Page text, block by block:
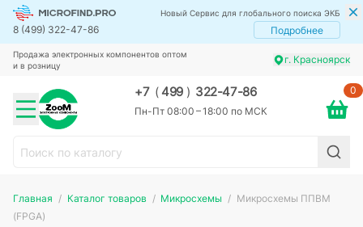
Новый Сервис для глобального поиска ЭКБ
8 (499) 322-47-86 Подробнее
Продажа электронных компонентов оптом
и в розницу
г. Красноярск
+7 (499 ) 322-47-86
Пн-Пт 08:00 – 18:00 по МСК
0
Главная Каталог товаров Микросхемы
Микросхемы ППВМ
(FPGA)